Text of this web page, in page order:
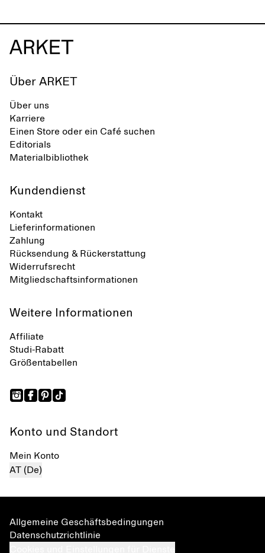
Über ARKET
Über uns
Karriere
Einen Store oder ein Café suchen
Editorials
Materialbibliothek
Kundendienst
Kontakt
Lieferinformationen
Zahlung
Rücksendung & Rückerstattung
Widerrufsrecht
Mitgliedschaftsinformationen
Weitere Informationen
Affiliate
Studi-Rabatt
Größentabellen
Konto und Standort
Mein Konto
AT (De)
Allgemeine Geschäftsbedingungen
Datenschutzrichtlinie